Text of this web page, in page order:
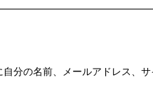
分の名前、メールアドレス、